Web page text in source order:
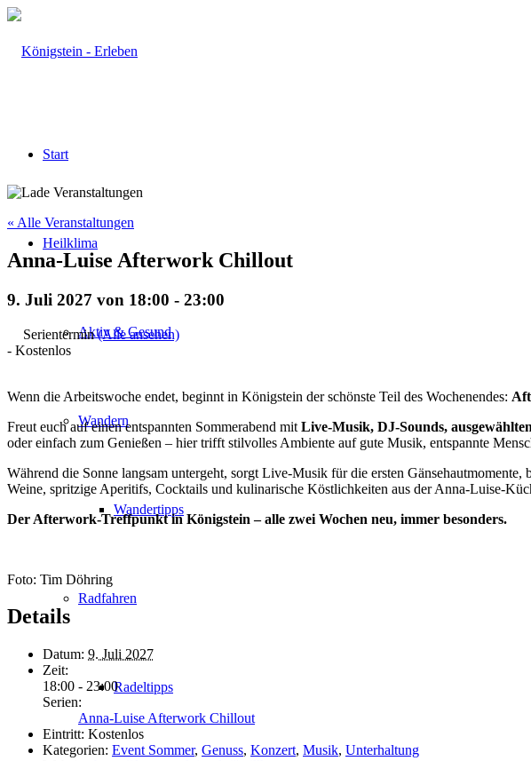
Start
Heilklima
Aktiv & Gesund
Wandern
Wandertipps
Radfahren
Radeltipps
« Alle Veranstaltungen
Anna-Luise Afterwork Chillout
9. Juli 2027 von 18:00 - 23:00
Serientermin(Alle ansehen)
- Kostenlos
Wenn die Arbeitswoche endet, beginnt in Königstein der schönste Teil des Wochenendes:
Freut euch auf einen entspannten Sommerabend mit Live-Musik, DJ-Sounds,
oder einfach zum Genießen – hier trifft stilvolles Ambiente auf gute Musik, entspannte
Während die Sonne langsam untergeht, sorgt Live-Musik für die ersten
Weine, spritzige Aperitifs, Cocktails und kulinarische Köstlichkeiten aus der Anna-Luise-
Der Afterwork-Treffpunkt in Königstein – alle zwei Wochen neu, immer besonders.
Foto: Tim Döhring
Details
Datum: 9. Juli 2027
Zeit:
18:00 - 23:00
Serien:
Anna-Luise Afterwork Chillout
Eintritt: Kostenlos
Kategorien: Event Sommer, Genuss, Konzert, Musik, Unterhaltung